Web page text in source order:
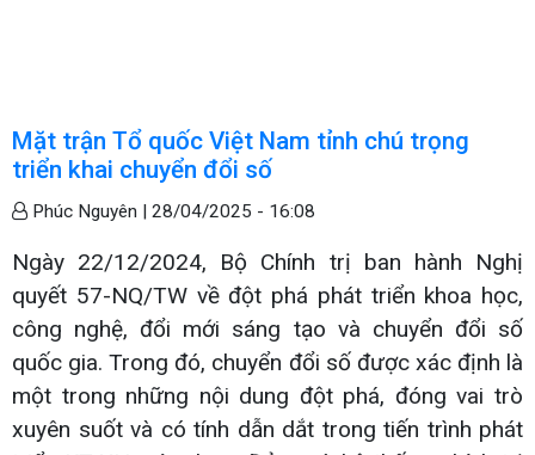
Mặt trận Tổ quốc Việt Nam tỉnh chú trọng
triển khai chuyển đổi số
Phúc Nguyên | 28/04/2025 - 16:08
Ngày 22/12/2024, Bộ Chính trị ban hành Nghị
quyết 57-NQ/TW về đột phá phát triển khoa học,
công nghệ, đổi mới sáng tạo và chuyển đổi số
quốc gia. Trong đó, chuyển đổi số được xác định là
một trong những nội dung đột phá, đóng vai trò
xuyên suốt và có tính dẫn dắt trong tiến trình phát